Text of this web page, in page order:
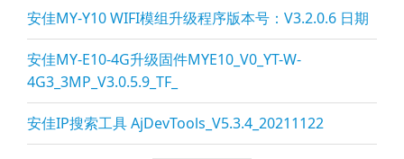
安佳MY-Y10 WIFI模组升级程序版本号：V3.2.0.6 日期
安佳MY-E10-4G升级固件MYE10_V0_YT-W-
4G3_3MP_V3.0.5.9_TF_
安佳IP搜索工具 AjDevTools_V5.3.4_20211122